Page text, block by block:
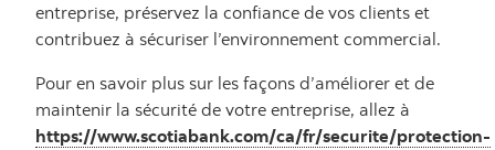
entreprise, préservez la confiance de vos clients et
contribuez à sécuriser l’environnement commercial.
Pour en savoir plus sur les façons d’améliorer et de
maintenir la sécurité de votre entreprise, allez à
https://www.scotiabank.com/ca/fr/securite/protection-